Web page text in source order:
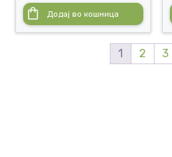
Додај во кошница
1 2 3